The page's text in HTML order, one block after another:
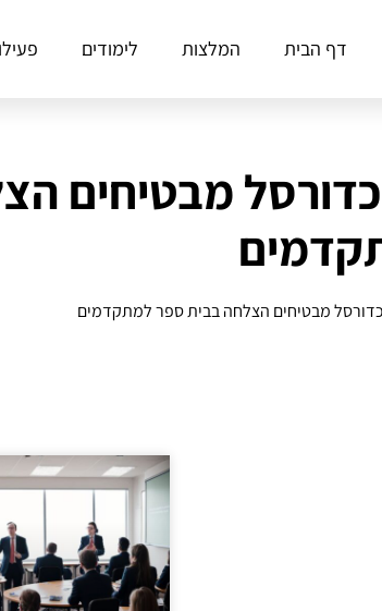
דף הבית המלצות לימודים
כדורסל מבטיחים
כדורסל מבטיחים הצלחה בבית ספר למתקדמים